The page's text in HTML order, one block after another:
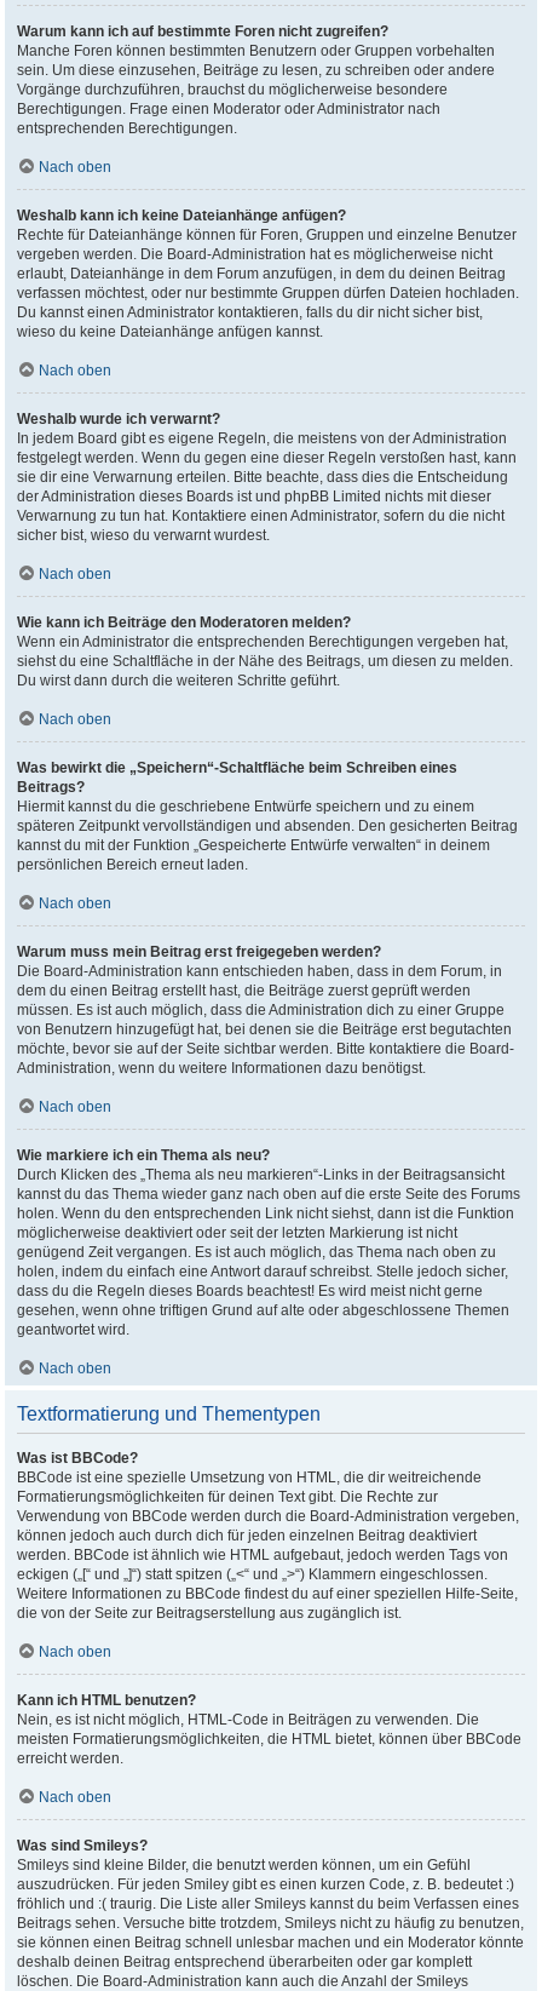
Warum kann ich auf bestimmte Foren nicht zugreifen?
Manche Foren können bestimmten Benutzern oder Gruppen vorbehalten
sein. Um diese einzusehen, Beiträge zu lesen, zu schreiben oder andere
Vorgänge durchzuführen, brauchst du möglicherweise besondere
Berechtigungen. Frage einen Moderator oder Administrator nach
entsprechenden Berechtigungen.
Nach oben
Weshalb kann ich keine Dateianhänge anfügen?
Rechte für Dateianhänge können für Foren, Gruppen und einzelne Benutzer
vergeben werden. Die Board-Administration hat es möglicherweise nicht
erlaubt, Dateianhänge in dem Forum anzufügen, in dem du deinen Beitrag
verfassen möchtest, oder nur bestimmte Gruppen dürfen Dateien hochladen.
Du kannst einen Administrator kontaktieren, falls du dir nicht sicher bist,
wieso du keine Dateianhänge anfügen kannst.
Nach oben
Weshalb wurde ich verwarnt?
In jedem Board gibt es eigene Regeln, die meistens von der Administration
festgelegt werden. Wenn du gegen eine dieser Regeln verstoßen hast, kann
sie dir eine Verwarnung erteilen. Bitte beachte, dass dies die Entscheidung
der Administration dieses Boards ist und phpBB Limited nichts mit dieser
Verwarnung zu tun hat. Kontaktiere einen Administrator, sofern du die nicht
sicher bist, wieso du verwarnt wurdest.
Nach oben
Wie kann ich Beiträge den Moderatoren melden?
Wenn ein Administrator die entsprechenden Berechtigungen vergeben hat,
siehst du eine Schaltfläche in der Nähe des Beitrags, um diesen zu melden.
Du wirst dann durch die weiteren Schritte geführt.
Nach oben
Was bewirkt die „Speichern“-Schaltfläche beim Schreiben eines
Beitrags?
Hiermit kannst du die geschriebene Entwürfe speichern und zu einem
späteren Zeitpunkt vervollständigen und absenden. Den gesicherten Beitrag
kannst du mit der Funktion „Gespeicherte Entwürfe verwalten“ in deinem
persönlichen Bereich erneut laden.
Nach oben
Warum muss mein Beitrag erst freigegeben werden?
Die Board-Administration kann entschieden haben, dass in dem Forum, in
dem du einen Beitrag erstellt hast, die Beiträge zuerst geprüft werden
müssen. Es ist auch möglich, dass die Administration dich zu einer Gruppe
von Benutzern hinzugefügt hat, bei denen sie die Beiträge erst begutachten
möchte, bevor sie auf der Seite sichtbar werden. Bitte kontaktiere die Board-
Administration, wenn du weitere Informationen dazu benötigst.
Nach oben
Wie markiere ich ein Thema als neu?
Durch Klicken des „Thema als neu markieren“-Links in der Beitragsansicht
kannst du das Thema wieder ganz nach oben auf die erste Seite des Forums
holen. Wenn du den entsprechenden Link nicht siehst, dann ist die Funktion
möglicherweise deaktiviert oder seit der letzten Markierung ist nicht
genügend Zeit vergangen. Es ist auch möglich, das Thema nach oben zu
holen, indem du einfach eine Antwort darauf schreibst. Stelle jedoch sicher,
dass du die Regeln dieses Boards beachtest! Es wird meist nicht gerne
gesehen, wenn ohne triftigen Grund auf alte oder abgeschlossene Themen
geantwortet wird.
Nach oben
Textformatierung und Thementypen
Was ist BBCode?
BBCode ist eine spezielle Umsetzung von HTML, die dir weitreichende
Formatierungsmöglichkeiten für deinen Text gibt. Die Rechte zur
Verwendung von BBCode werden durch die Board-Administration vergeben,
können jedoch auch durch dich für jeden einzelnen Beitrag deaktiviert
werden. BBCode ist ähnlich wie HTML aufgebaut, jedoch werden Tags von
eckigen („[“ und „]“) statt spitzen („<“ und „>“) Klammern eingeschlossen.
Weitere Informationen zu BBCode findest du auf einer speziellen Hilfe-Seite,
die von der Seite zur Beitragserstellung aus zugänglich ist.
Nach oben
Kann ich HTML benutzen?
Nein, es ist nicht möglich, HTML-Code in Beiträgen zu verwenden. Die
meisten Formatierungsmöglichkeiten, die HTML bietet, können über BBCode
erreicht werden.
Nach oben
Was sind Smileys?
Smileys sind kleine Bilder, die benutzt werden können, um ein Gefühl
auszudrücken. Für jeden Smiley gibt es einen kurzen Code, z. B. bedeutet :)
fröhlich und :( traurig. Die Liste aller Smileys kannst du beim Verfassen eines
Beitrags sehen. Versuche bitte trotzdem, Smileys nicht zu häufig zu benutzen,
sie können einen Beitrag schnell unlesbar machen und ein Moderator könnte
deshalb deinen Beitrag entsprechend überarbeiten oder gar komplett
löschen. Die Board-Administration kann auch die Anzahl der Smileys